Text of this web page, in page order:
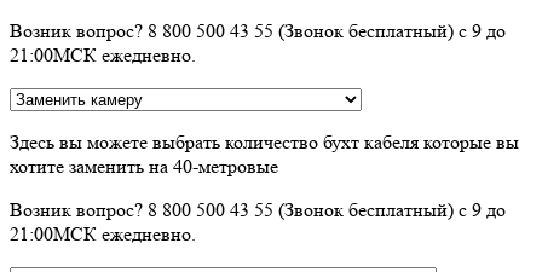
Возник вопрос? 8 800 500 43 55 (Звонок бесплатный) с 9 до
21:00МСК ежедневно.
Здесь вы можете выбрать количество бухт кабеля которые вы
хотите заменить на 40-метровые
Возник вопрос? 8 800 500 43 55 (Звонок бесплатный) с 9 до
21:00МСК ежедневно.